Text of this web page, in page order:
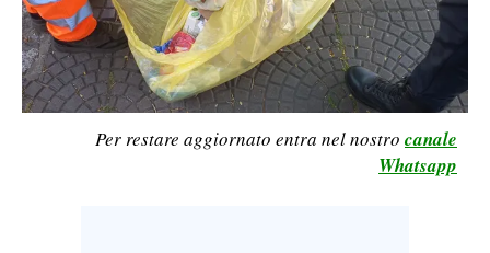
LAVORO
BANDI
SPORT IN SARDEGNA
Per restare aggiornato entra nel nostro canale
Whatsapp